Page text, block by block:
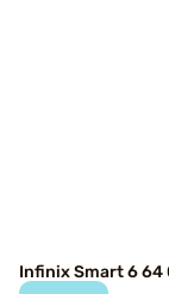
Infinix Smart 6 64